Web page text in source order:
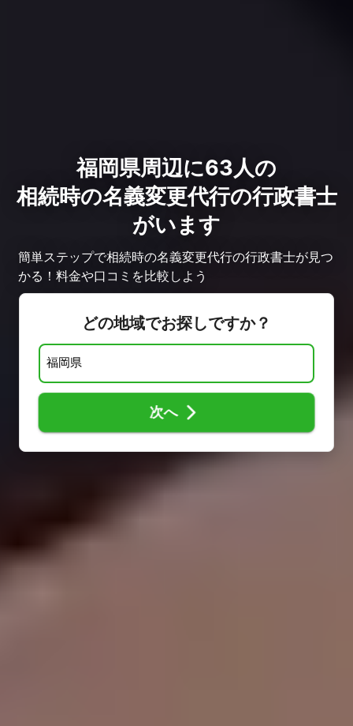
福岡県周辺に63人の
相続時の名義変更代行の行政書士
がいます
簡単ステップで相続時の名義変更代行の行政書士が見つ
かる！料金や口コミを比較しよう
どの地域でお探しですか？
次へ